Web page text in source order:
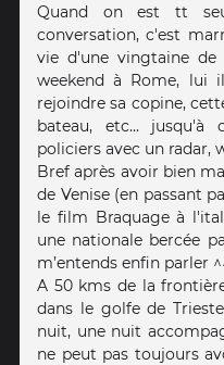
Quand on est tt
conversation, c'est
vie d'une vingtaine de
weekend à Rome, lui
rejoindre sa copine,
bateau, etc...
policiers avec un radar,
Bref après avoir bien
de Venise (en passant
le film Braquage à
une nationale bercée
m’entends enfin parler
A 50 kms de la
dans le golfe de
nuit, une nuit
ne peut pas toujours